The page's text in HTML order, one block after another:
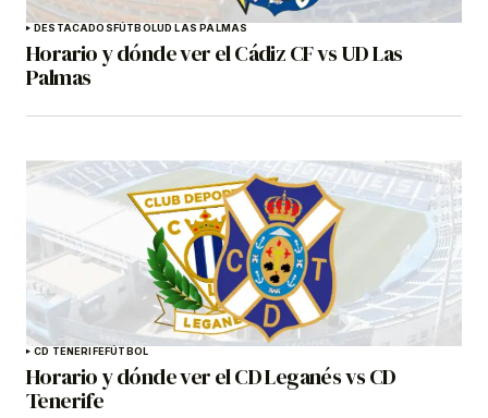
DESTACADOS FÚTBOLUD LAS PALMAS
Horario y dónde ver el Cádiz CF vs UD Las
Palmas
CD TENERIFEFÚTBOL
Horario y dónde ver el CD Leganés vs CD
Tenerife